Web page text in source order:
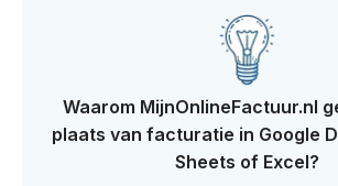
Waarom MijnOnlineFactuur.nl
plaats van facturatie in Google
Sheets of Excel?